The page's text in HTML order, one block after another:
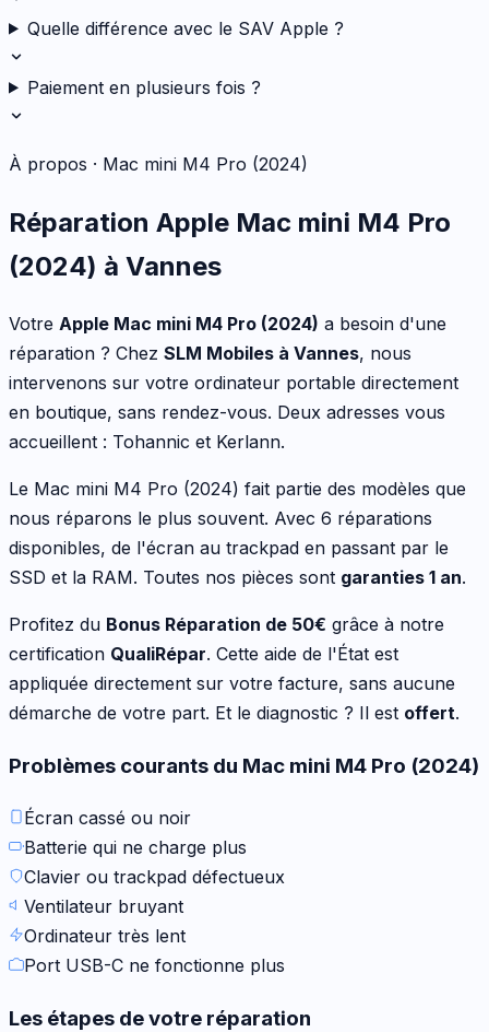
Quelle différence avec le SAV Apple ?
Paiement en plusieurs fois ?
À propos · Mac mini M4 Pro (2024)
Réparation Apple Mac mini M4 Pro
(2024) à Vannes
Votre Apple Mac mini M4 Pro (2024) a besoin d'une
réparation ? Chez SLM Mobiles à Vannes, nous
intervenons sur votre ordinateur portable directement
en boutique, sans rendez-vous. Deux adresses vous
accueillent : Tohannic et Kerlann.
Le Mac mini M4 Pro (2024) fait partie des modèles que
nous réparons le plus souvent. Avec 6 réparations
disponibles, de l'écran au trackpad en passant par le
SSD et la RAM. Toutes nos pièces sont garanties 1 an.
Profitez du Bonus Réparation de 50€ grâce à notre
certification QualiRépar. Cette aide de l'État est
appliquée directement sur votre facture, sans aucune
démarche de votre part. Et le diagnostic ? Il est offert.
Problèmes courants du Mac mini M4 Pro (2024)
Écran cassé ou noir
Batterie qui ne charge plus
Clavier ou trackpad défectueux
Ventilateur bruyant
Ordinateur très lent
Port USB-C ne fonctionne plus
Les étapes de votre réparation